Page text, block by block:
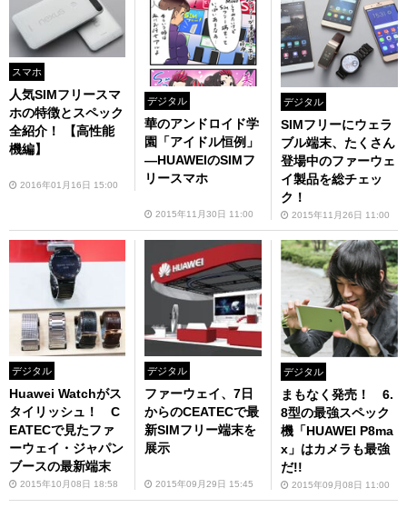
スマホ
人気SIMフリースマ
ホの特徴とスペック
全紹介！ 【高性能
機編】
2016年01月16日 15:00
デジタル
華のアンドロイド学
園「アイドル恒例」
―HUAWEIのSIMフ
リースマホ
2015年11月30日 11:00
デジタル
SIMフリーにウェラ
ブル端末、たくさん
登場中のファーウェ
イ製品を総チェッ
ク！
2015年11月26日 11:00
デジタル
Huawei Watchがス
タイリッシュ！ C
EATECで見たファ
ーウェイ・ジャパン
ブースの最新端末
2015年10月08日 18:58
デジタル
ファーウェイ、7日
からのCEATECで最
新SIMフリー端末を
展示
2015年09月29日 15:45
デジタル
まもなく発売！ 6.
8型の最強スペック
機「HUAWEI P8ma
x」はカメラも最強
だ!!
2015年09月08日 11:00